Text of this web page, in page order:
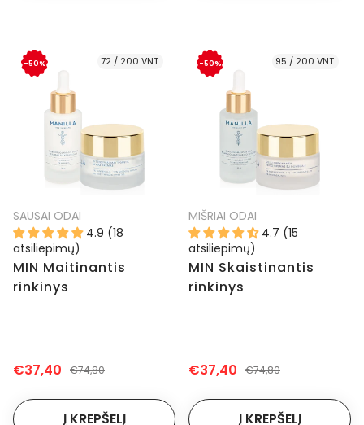
-50% 72 / 200 VNT.
SAUSAI ODAI
4.9 (18
atsiliepimų)
MIN Maitinantis
rinkinys
€37,40 €74,80
-50% 95 / 200 VNT.
MIŠRIAI ODAI
4.7 (15
atsiliepimų)
MIN Skaistinantis
rinkinys
€37,40 €74,80